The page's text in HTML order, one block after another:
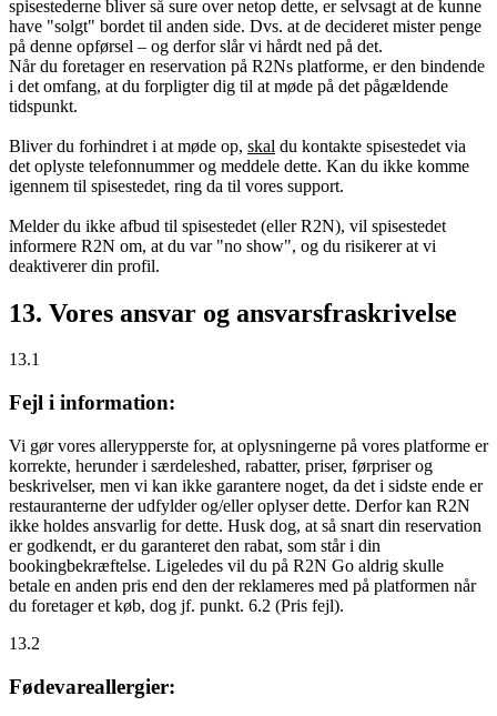
spisestederne bliver så sure over netop dette, er selvsagt at de kunne
have "solgt" bordet til anden side. Dvs. at de decideret mister penge
på denne opførsel – og derfor slår vi hårdt ned på det.
Når du foretager en reservation på R2Ns platforme, er den bindende
i det omfang, at du forpligter dig til at møde på det pågældende
tidspunkt.
Bliver du forhindret i at møde op, skal du kontakte spisestedet via
det oplyste telefonnummer og meddele dette. Kan du ikke komme
igennem til spisestedet, ring da til vores support.
Melder du ikke afbud til spisestedet (eller R2N), vil spisestedet
informere R2N om, at du var "no show", og du risikerer at vi
deaktiverer din profil.
13. Vores ansvar og ansvarsfraskrivelse
13.1
Fejl i information:
Vi gør vores allerypperste for, at oplysningerne på vores platforme er
korrekte, herunder i særdeleshed, rabatter, priser, førpriser og
beskrivelser, men vi kan ikke garantere noget, da det i sidste ende er
restauranterne der udfylder og/eller oplyser dette. Derfor kan R2N
ikke holdes ansvarlig for dette. Husk dog, at så snart din reservation
er godkendt, er du garanteret den rabat, som står i din
bookingbekræftelse. Ligeledes vil du på R2N Go aldrig skulle
betale en anden pris end den der reklameres med på platformen når
du foretager et køb, dog jf. punkt. 6.2 (Pris fejl).
13.2
Fødevareallergier: